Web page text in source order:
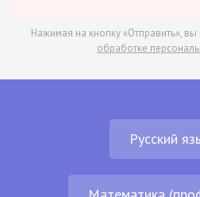
Нажимая на кнопку «Отправить», вы
обработке
Русский